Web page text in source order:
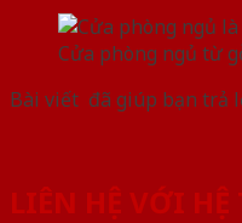
Cửa phòng ngủ từ
Bài viết đã giúp bạn trả
LIÊN HỆ VỚI HỆ